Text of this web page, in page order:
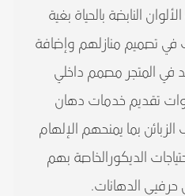
النابضة بالحياة بغية
في تصميم منازلهم وإضافة
في المتجر مصمم داخلي
تقديم خدمات دهان
بما يمنحهم الإلهام
الديكورالخاصة بهم
الدهانات.